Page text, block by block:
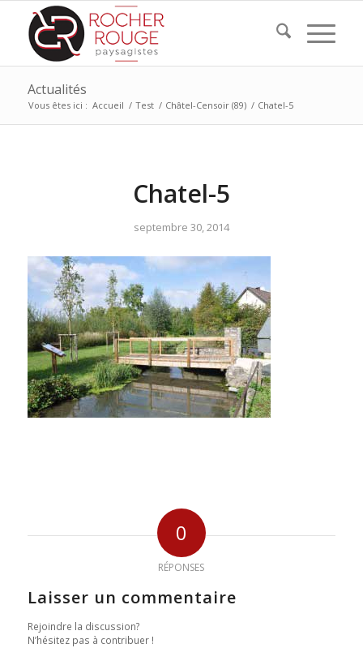
Actualités
Vous êtes ici : Accueil / Test / Châtel-Censoir (89) / Chatel-5
Chatel-5
septembre 30, 2014
0
RÉPONSES
Laisser un commentaire
Rejoindre la discussion?
N’hésitez pas à contribuer !